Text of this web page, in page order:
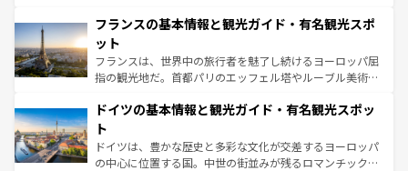
なお、新着のイタリア情報はコンテンツ一覧を参照してほ
しい。
文化が根付くこの国では、情熱的なフラメンコ、熱気あふ
れる闘牛、そして美味しいタパスが生活の一部となってい
る。首都マドリードの洗練された雰囲気や、バルセロナの
アートに溢れた街角から、地方では古代ローマ遺跡や中世
せる。地方によって風土や気候が異なるスペインはその個
ンテンツ一覧 を参照してほしい。
フランスの基本情報と観光ガイド・有名観光スポ
ット
フランスは、世界中の旅行者を魅了し続けるヨーロッパ屈
指の観光地だ。首都パリのエッフェル塔やルーブル美術館
で、幅広い魅力が詰まっている。華麗な宮殿、歴史的な大
聖堂、美しいビーチ、そして豊かな自然が、訪れる者を心
から魅了する。また、フランスは美食の国としても知ら
れ、フランス料理はユネスコ無形文化遺産にも登録されて
ドイツの基本情報と観光ガイド・有名観光スポッ
ト
ドイツは、豊かな歴史と多彩な文化が交差するヨーロッパ
の中心に位置する国。中世の街並みが残るロマンチック街